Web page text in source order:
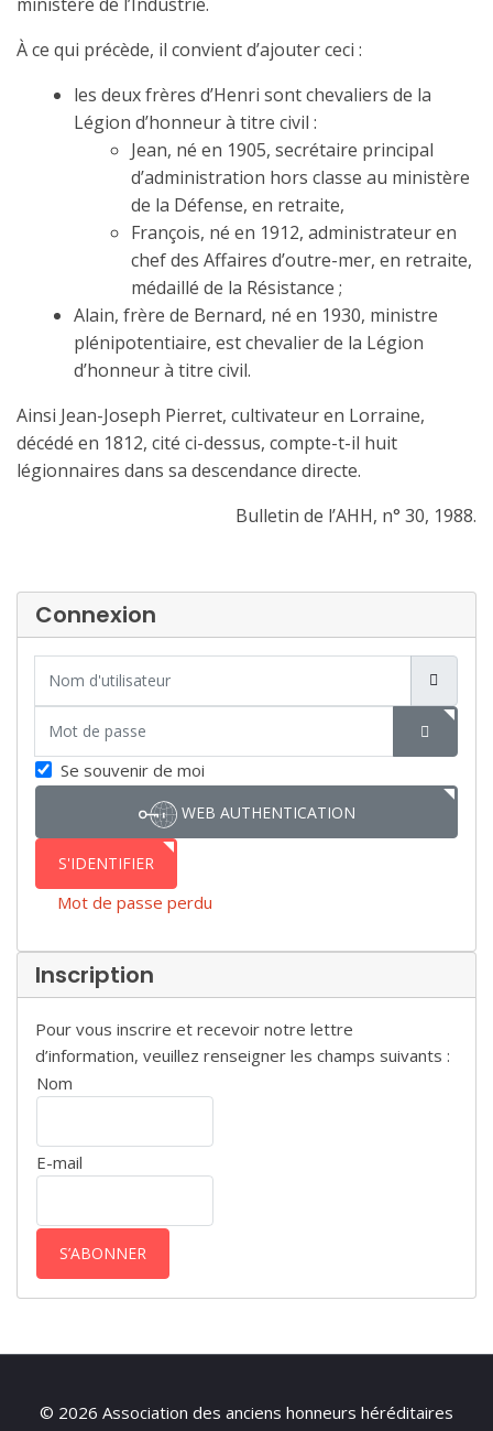
À ce qui précède, il convient d’ajouter ceci :
les deux frères d’Henri sont chevaliers de la
Légion d’honneur à titre civil :
Jean, né en 1905, secrétaire principal
d’administration hors classe au ministère
de la Défense, en retraite,
François, né en 1912, administrateur en
chef des Affaires d’outre-mer, en retraite,
médaillé de la Résistance ;
Alain, frère de Bernard, né en 1930, ministre
plénipotentiaire, est chevalier de la Légion
d’honneur à titre civil.
Ainsi Jean-Joseph Pierret, cultivateur en Lorraine,
décédé en 1812, cité ci-dessus, compte-t-il huit
légionnaires dans sa descendance directe.
Bulletin de l’AHH, n° 30, 1988.
Connexion
SHOW
Se souvenir de moi
WEB AUTHENTICATION
S'IDENTIFIER
Mot de passe perdu
Inscription
Pour vous inscrire et recevoir notre lettre
d’information, veuillez renseigner les champs suivants :
Nom
E-mail
© 2026 Association des anciens honneurs héréditaires